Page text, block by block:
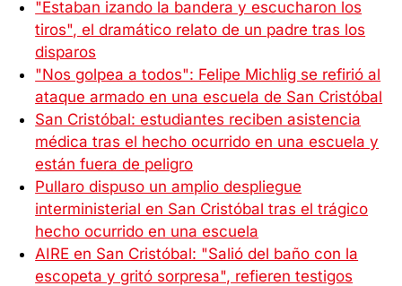
"Estaban izando la bandera y escucharon los
tiros", el dramático relato de un padre tras los
disparos
"Nos golpea a todos": Felipe Michlig se refirió al
ataque armado en una escuela de San Cristóbal
San Cristóbal: estudiantes reciben asistencia
médica tras el hecho ocurrido en una escuela y
están fuera de peligro
Pullaro dispuso un amplio despliegue
interministerial en San Cristóbal tras el trágico
hecho ocurrido en una escuela
AIRE en San Cristóbal: "Salió del baño con la
escopeta y gritó sorpresa", refieren testigos